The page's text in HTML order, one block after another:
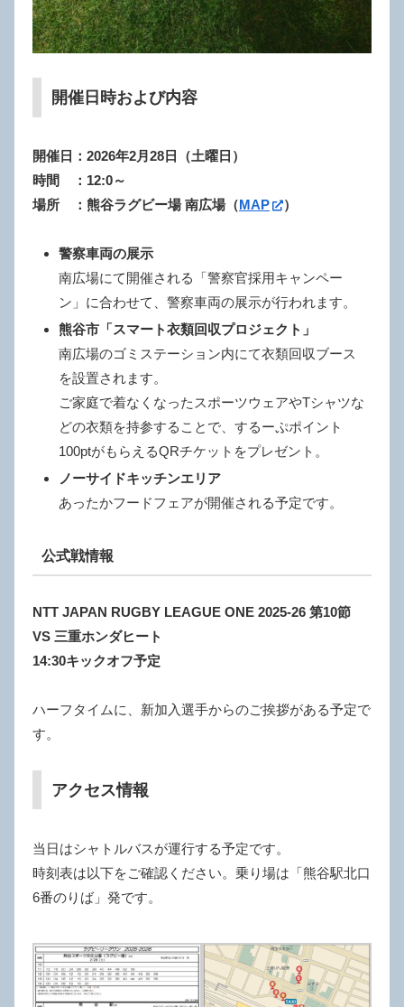
開催日時および内容
開催日：2026年2月28日（土曜日）
時間 ：12:0～
場所 ：熊谷ラグビー場 南広場（MAP ）
警察車両の展示
南広場にて開催される「警察官採用キャンペー
ン」に合わせて、警察車両の展示が行われます。
熊谷市「スマート衣類回収プロジェクト」
南広場のゴミステーション内にて衣類回収ブース
を設置されます。
ご家庭で着なくなったスポーツウェアやTシャツな
どの衣類を持参することで、するーぷポイント
100ptがもらえるQRチケットをプレゼント。
ノーサイドキッチンエリア
あったかフードフェアが開催される予定です。
公式戦情報
NTT JAPAN RUGBY LEAGUE ONE 2025-26 第10節
VS 三重ホンダヒート
14:30キックオフ予定
ハーフタイムに、新加入選手からのご挨拶がある予定で
す。
アクセス情報
当日はシャトルバスが運行する予定です。
時刻表は以下をご確認ください。乗り場は「熊谷駅北口
6番のりば」発です。